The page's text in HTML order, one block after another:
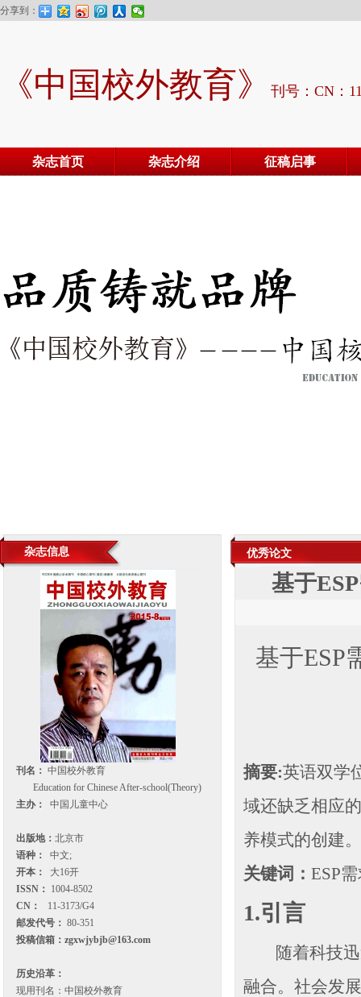
分享到：
《中国校外教育》 刊号：CN：
杂志首页 杂志介绍 征稿启事
杂志信息
刊名： 中国校外教育
Education for Chinese After-school(Theory)
主办：
中国儿童中心
出版地： 北京市
语种：
中文;
开本：
大16开
ISSN： 1004-8502
CN：
11-3173/G4
邮发代号： 80-351
投稿信箱： zgxwjybjb@163.com
历史沿革：
现用刊名：中国校外教育
优秀论文
基于
基于ESP
摘要:英语双学
域还缺乏相应
养模式的创建。
关键词： ESP
1.引言
随着科技
融合。社会发